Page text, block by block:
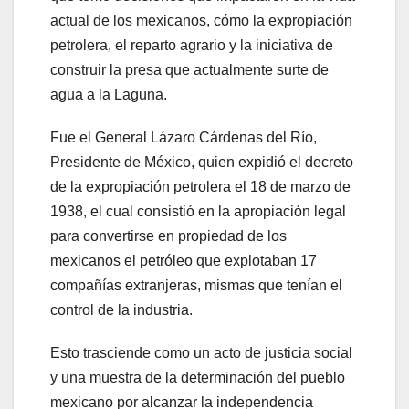
actual de los mexicanos, cómo la expropiación
petrolera, el reparto agrario y la iniciativa de
construir la presa que actualmente surte de
agua a la Laguna.
Fue el General Lázaro Cárdenas del Río,
Presidente de México, quien expidió el decreto
de la expropiación petrolera el 18 de marzo de
1938, el cual consistió en la apropiación legal
para convertirse en propiedad de los
mexicanos el petróleo que explotaban 17
compañías extranjeras, mismas que tenían el
control de la industria.
Esto trasciende como un acto de justicia social
y una muestra de la determinación del pueblo
mexicano por alcanzar la independencia